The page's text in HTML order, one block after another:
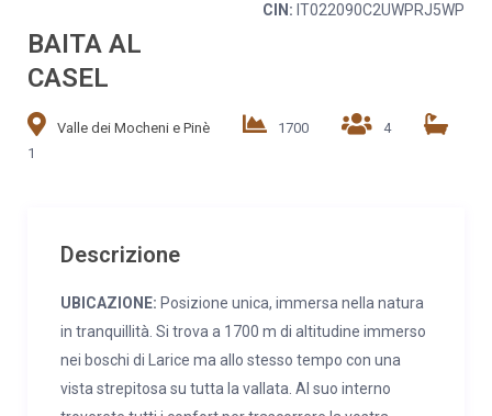
CIN: IT022090C2UWPRJ5WP
BAITA AL
CASEL
Valle dei Mocheni e Pinè 1700
4
1
Descrizione
UBICAZIONE: Posizione unica, immersa nella natura
in tranquillità. Si trova a 1700 m di altitudine immerso
nei boschi di Larice ma allo stesso tempo con una
vista strepitosa su tutta la vallata. Al suo interno